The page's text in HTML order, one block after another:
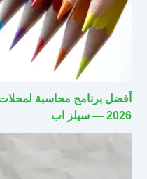
أفضل برنامج محاسبة
2026 — سيلز اب